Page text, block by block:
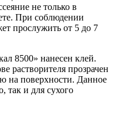
не только в
При соблюдении
прослужить от 5 до 7
8500» нанесен клей.
растворителя прозрачен
на поверхности. Данное
так и для сухого